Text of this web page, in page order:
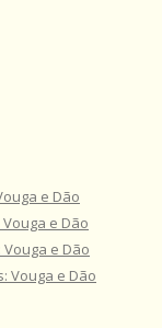
e Dão
e Dão
e Dão
Vouga e Dão